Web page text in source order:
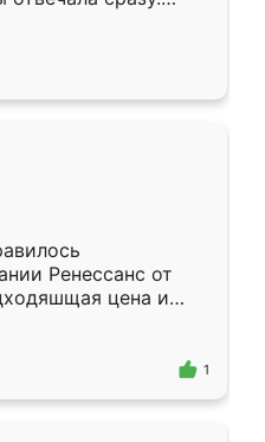
подошёл к
Собрали
аккуратно, даже
Ренессанс от
цена и
Приехавший
самый
1